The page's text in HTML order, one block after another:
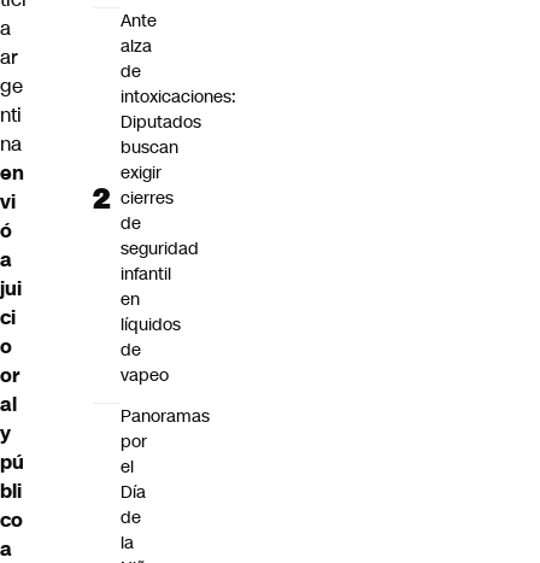
a
ar
ge
nti
na
en
vi
ó
a
jui
ci
o
or
al
y
pú
bli
co
a
Ante
alza
de
intoxicaciones:
Diputados
buscan
exigir
cierres
de
seguridad
infantil
en
líquidos
de
vapeo
Panoramas
por
el
Día
de
la